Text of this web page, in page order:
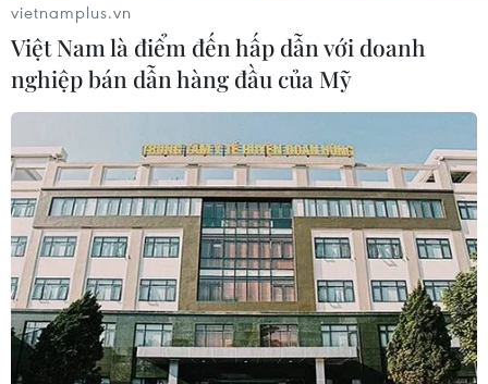
Liên hệ
cấp ngày 11/9/2008.
Quảng cáo: Phó TBT Nguyễn Thị Tám: 093.5958688, Email:
tamvna@gmail.com
Điện thoại: (024) 39411349 - (024) 39411348, Fax: (024)
39411348
Email:vietnamplus2008@gmail.com
© Bản quyền thuộc về VietnamPlus, TTXVN. Cấm sao chép dưới
mọi hình thức nếu không có sự chấp thuận bằng văn bản.
vietnamplus.vn
Việt Nam là điểm đến hấp dẫn với doanh
nghiệp bán dẫn hàng đầu của Mỹ